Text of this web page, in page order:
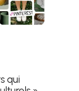
qui